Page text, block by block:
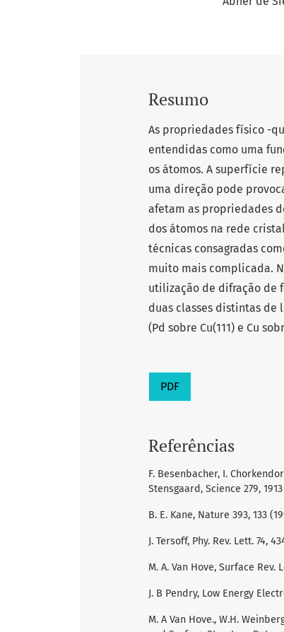
Resumo
As propriedades físico -
entendidas como uma
os átomos. A superfície
uma direção pode
afetam as propriedades
dos átomos na rede
técnicas consagradas
muito mais complicada.
utilização de difração de
duas classes distintas
(Pd sobre Cu(111) e Cu
PDF
Referências
F. Besenbacher, I.
Stensgaard, Science 279,
B. E. Kane, Nature 393, 133
J. Tersoff, Phy. Rev. Lett. 74,
M. A. Van Hove, Surface Rev.
J. B Pendry, Low Energy
M. A Van Hove., W.H.